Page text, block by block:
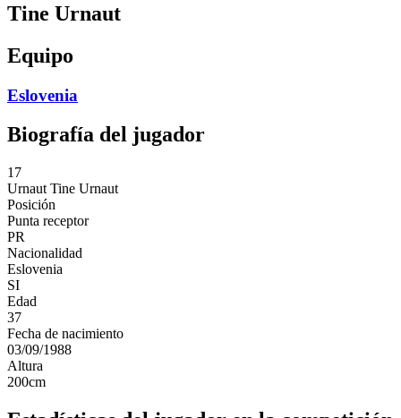
Tine Urnaut
Equipo
Eslovenia
Biografía del jugador
17
Urnaut Tine Urnaut
Posición
Punta receptor
PR
Nacionalidad
Eslovenia
SI
Edad
37
Fecha de nacimiento
03/09/1988
Altura
200cm